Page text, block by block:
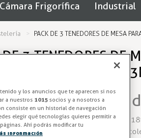
Cámara Frigorífica
Industrial
PACK DE 3 TENEDORES DE MESA
3 TENEDORES DE
CHEESE 18%
Acero
tenedores de mesa modelo Cheese
Ideales para restaurantes, bares y
y los anuncios que te aparecen si nos
a nuestros 1015 socios y a nosotros a
consiste en un historial de navegación
elegir qué tecnologías quieres permitir a
Ahí podrás modificar tu
información